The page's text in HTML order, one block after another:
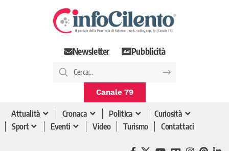
Newsletter Pubblicità
Canale 79
Attualità Cronaca Politica
Curiosità
Sport
Eventi Video Turismo Contattaci